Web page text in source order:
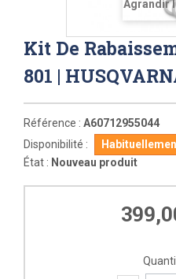
Agrandir
Kit De
801 |
Référence : A60712955044
Disponibilité :
État : Nouveau produit